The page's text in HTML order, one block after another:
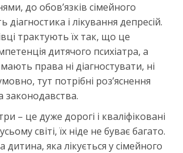
до обов’язків сімейного
діагностика і лікування депресій.
трактують їх так, що це
дитячого психіатра, а
мають права ні діагностувати, ні
тут потрібні роз’яснення
законодавства.
– це дуже дорогі і кваліфіковані
світі, їх ніде не буває багато.
дитина, яка лікується у сімейного